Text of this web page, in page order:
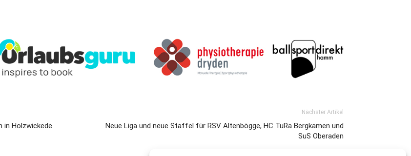
Holzwickede
Nächster Artikel
Neue Liga und neue Staffel für RSV Altenbögge, HC TuRa Bergkamen und
SuS Oberaden